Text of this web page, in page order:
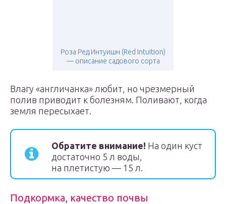
Роза Ред Интуишн (Red Intuition)
— описание садового сорта
Влагу «англичанка» любит, но чрезмерный
полив приводит к болезням. Поливают, когда
земля пересыхает.
Обратите внимание! На один куст
достаточно 5 л воды,
на плетистую — 15 л.
Подкормка, качество почвы